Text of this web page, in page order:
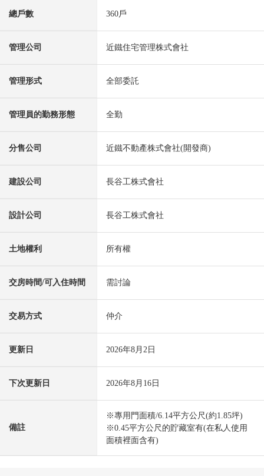
總戶數 360戶
管理公司 近鐵住宅管理株式會社
管理形式 全部委託
管理員的勤務形態 全勤
分售公司 近鐵不動產株式會社(開發商)
建設公司 長谷工株式會社
設計公司 長谷工株式會社
土地權利 所有權
交房時間/可入住時間 需討論
交易方式 仲介
更新日 2026年8月2日
下次更新日 2026年8月16日
備註
※專用門面積/6.14平方公尺(約1.85坪)
※0.45平方公尺的貯藏室有(在私人使用
面積裡面含有)